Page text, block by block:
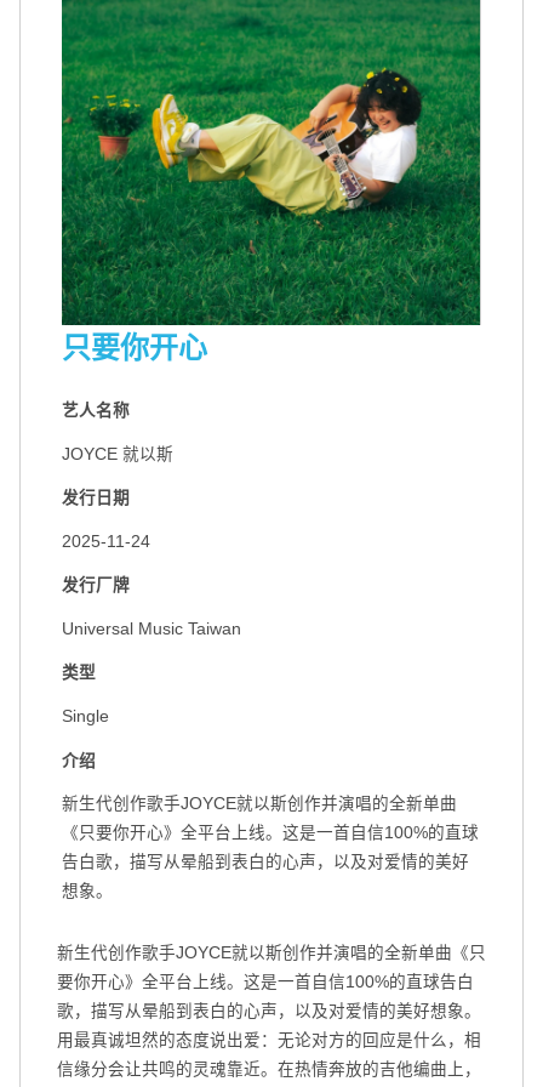
只要你开心
艺人名称
JOYCE 就以斯
发行日期
2025-11-24
发行厂牌
Universal Music Taiwan
类型
Single
介绍
新生代创作歌手JOYCE就以斯创作并演唱的全新单曲
《只要你开心》全平台上线。这是一首自信100%的直球
告白歌，描写从晕船到表白的心声，以及对爱情的美好
想象。
新生代创作歌手JOYCE就以斯创作并演唱的全新单曲《只
要你开心》全平台上线。这是一首自信100%的直球告白
歌，描写从晕船到表白的心声，以及对爱情的美好想象。
用最真诚坦然的态度说出爱：无论对方的回应是什么，相
信缘分会让共鸣的灵魂靠近。在热情奔放的吉他编曲上，